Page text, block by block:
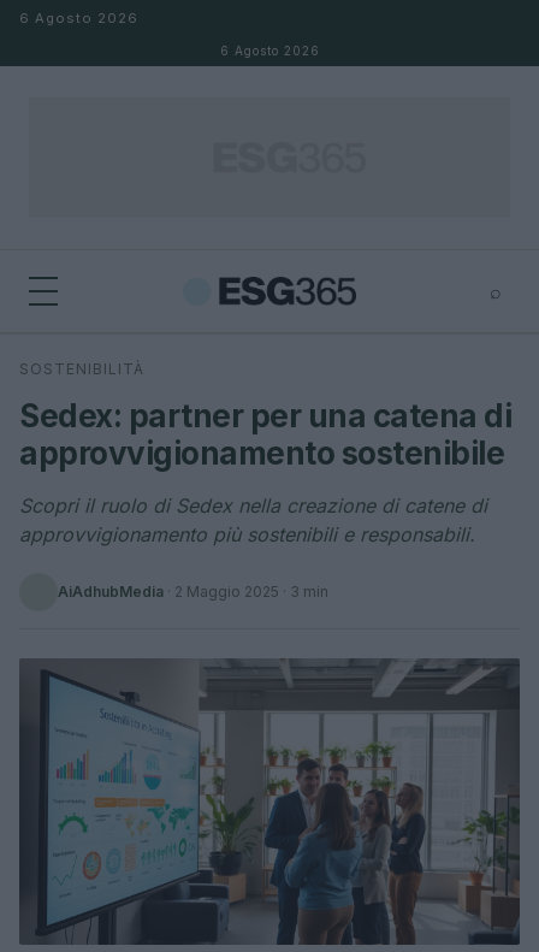
Salta al contenuto
6 Agosto 2026
6 Agosto 2026
⌕
Cerca
SOSTENIBILITÀ
Sedex: partner per una catena di
approvvigionamento sostenibile
Scopri il ruolo di Sedex nella creazione di catene di
approvvigionamento più sostenibili e responsabili.
AiAdhubMedia · 2 Maggio 2025 · 3 min